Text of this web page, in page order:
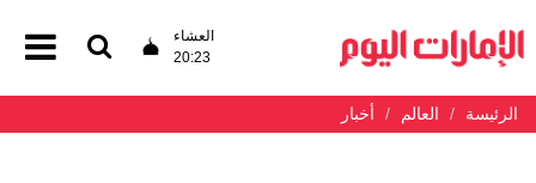
العشاء
20:23
الرئيسة العالم أخبار